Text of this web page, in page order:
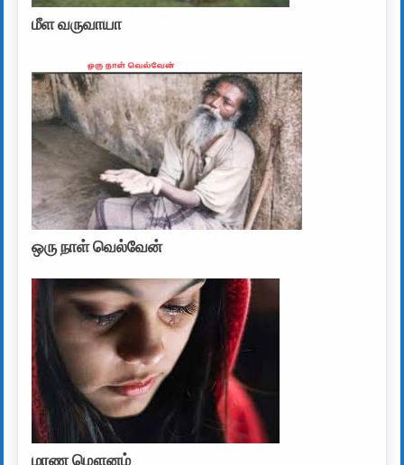
மீள வருவாயா
ஒரு நாள் வெல்வேன்
மரண மௌனம்